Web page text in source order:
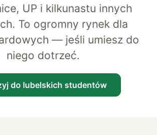
UP i kilkunastu innych
To ogromny rynek dla
— jeśli umiesz do
niego dotrzeć.
do lubelskich studentów